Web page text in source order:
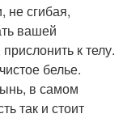
не сгибая,
вашей
к телу.
белье.
в самом
так и стоит